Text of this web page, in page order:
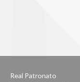
Real Patronato